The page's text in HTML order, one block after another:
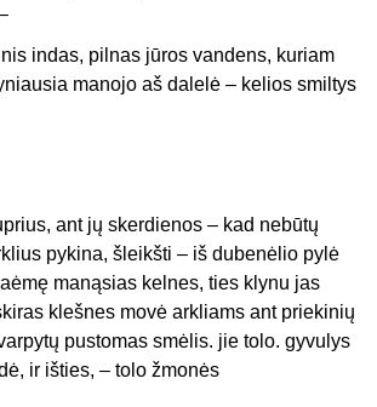
indas, pilnas jūros vandens, kuriam
manojo aš dalelė – kelios smiltys
ant jų skerdienos – kad nebūtų
pykina, šleikšti – iš dubenėlio pylė
manąsias kelnes, ties klynu jas
klešnes movė arkliams ant priekinių
pustomas smėlis. jie tolo. gyvulys
ir išties, – tolo žmonės